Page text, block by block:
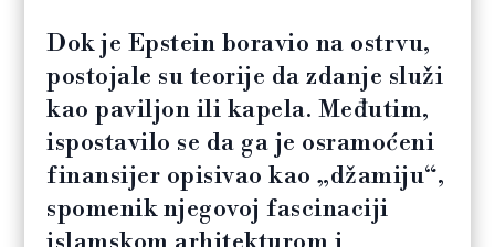
Dok je Epstein boravio na ostrvu,
postojale su teorije da zdanje služi
kao paviljon ili kapela. Međutim,
ispostavilo se da ga je osramoćeni
finansijer opisivao kao „džamiju“,
spomenik njegovoj fascinaciji